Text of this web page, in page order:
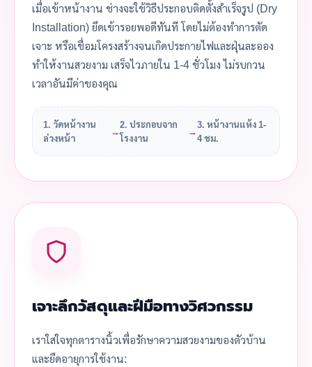
เมื่อเข้าหน้างาน ช่างจะใช้วิธีประกอบติดตั้งสำเร็จรูป (Dry
Installation) ยึดเข้ารอยพอดีทันที โดยไม่ต้องทำการตัด
เจาะ หรือเชื่อมโครงสร้างจนเกิดประกายไฟและฝุ่นละออง
ทำให้งานสวยงาม เสร็จไวภายใน 1-4 ชั่วโมง ไม่รบกวน
เวลาอันมีค่าของคุณ
1. วัดหน้างาน
ล่วงหน้า
→
2. ประกอบจาก
โรงงาน
→
3. หน้างานแห้ง 1-
4 ชม.
เจาะลึกวัสดุและฝีมือทางวิศวกรรม
เราใส่ใจทุกตารางนิ้วเพื่อรักษาความสวยงามของตัวบ้าน
และยืดอายุการใช้งาน: